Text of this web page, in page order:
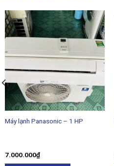
Máy lạnh Panasonic – 1 HP
7.000.000₫